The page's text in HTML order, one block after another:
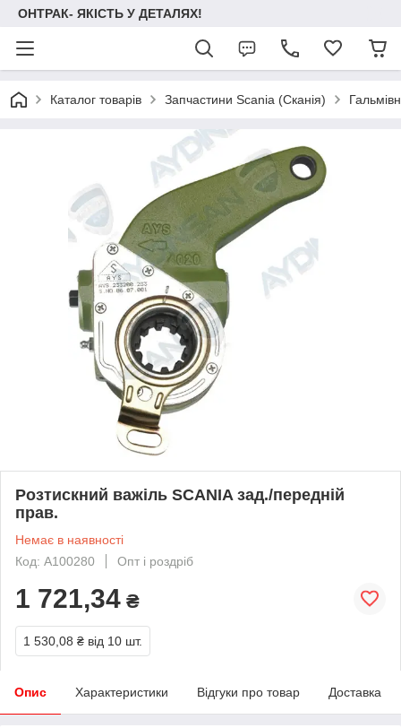
ОНТРАК- ЯКІСТЬ У ДЕТАЛЯХ!
Каталог товарів Запчастини Scania (Сканія)
Розтискний важіль SCANIA зад./передній
прав.
Немає в наявності
Код: A100280
Опт і роздріб
1 721,34 ₴
1 530,08 ₴ від 10 шт.
Опис Характеристики Відгуки про товар Доставка